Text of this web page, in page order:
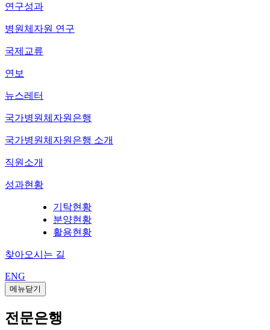
연구성과
병원체자원 연구
국제교류
연보
뉴스레터
국가병원체자원은행
국가병원체자원은행 소개
직원소개
성과현황
기탁현황
분양현황
활용현황
찾아오시는 길
ENG
메뉴닫기
전문은행